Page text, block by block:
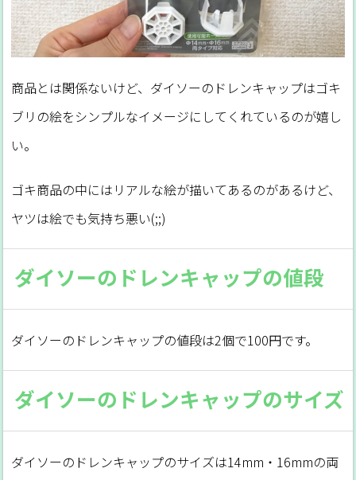
商品とは関係ないけど、ダイソーのドレンキャップはゴキ
ブリの絵をシンプルなイメージにしてくれているのが嬉し
い。
ゴキ商品の中にはリアルな絵が描いてあるのがあるけど、
ヤツは絵でも気持ち悪い(;;)
ダイソーのドレンキャップの値段
ダイソーのドレンキャップの値段は2個で100円です。
ダイソーのドレンキャップのサイズ
ダイソーのドレンキャップのサイズは14mm・16mmの両